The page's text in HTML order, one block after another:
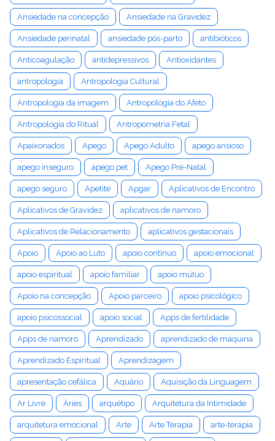
Ansiedade na concepção Ansiedade na Gravidez
Ansiedade perinatal ansiedade pós-parto antibióticos
Anticoagulação antidepressivos Antioxidantes
antropologia Antropologia Cultural
Antropologia da imagem Antropologia do Afeto
Antropologia do Ritual Antropometria Fetal
Apaixonados Apego Apego Adulto apego ansioso
apego inseguro apego pet Apego Pré-Natal
apego seguro Apetite Apgar Aplicativos de Encontro
Aplicativos de Gravidez aplicativos de namoro
Aplicativos de Relacionamento aplicativos gestacionais
Apoio Apoio ao Luto apoio contínuo apoio emocional
apoio espiritual apoio familiar apoio mútuo
Apoio na concepção Apoio parceiro apoio psicológico
apoio psicossocial apoio social Apps de fertilidade
Apps de namoro Aprendizado aprendizado de máquina
Aprendizado Espiritual Aprendizagem
apresentação cefálica Aquário Aquisição da Linguagem
Ar Livre Áries arquétipo Arquitetura da Intimidade
arquitetura emocional Arte Arte Terapia arte-terapia